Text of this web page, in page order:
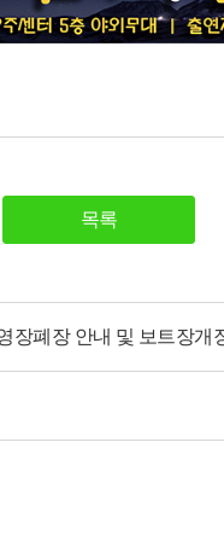
목록
장폐장 안내 및 보트장개